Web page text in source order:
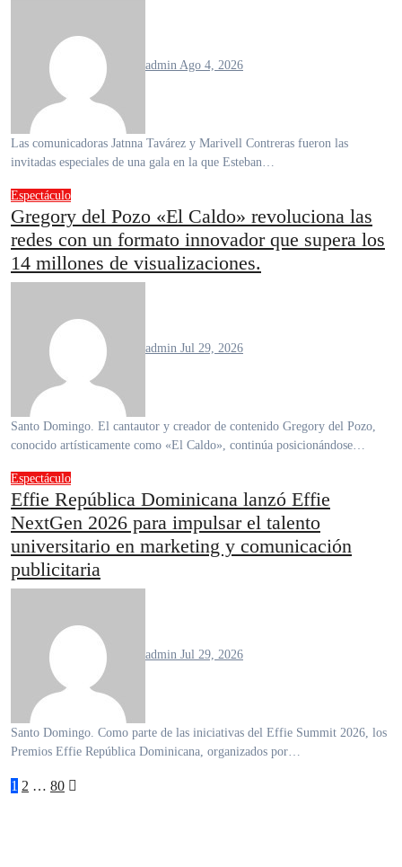
admin Ago 4, 2026
Las comunicadoras Jatnna Tavárez y Marivell Contreras fueron las
invitadas especiales de una gala en la que Esteban…
Espectáculo
Gregory del Pozo «El Caldo» revoluciona las
redes con un formato innovador que supera los
14 millones de visualizaciones.
admin Jul 29, 2026
Santo Domingo. El cantautor y creador de contenido Gregory del Pozo,
conocido artísticamente como «El Caldo», continúa posicionándose…
Espectáculo
Effie República Dominicana lanzó Effie
NextGen 2026 para impulsar el talento
universitario en marketing y comunicación
publicitaria
admin Jul 29, 2026
Santo Domingo. Como parte de las iniciativas del Effie Summit 2026, los
Premios Effie República Dominicana, organizados por…
1 2 … 80